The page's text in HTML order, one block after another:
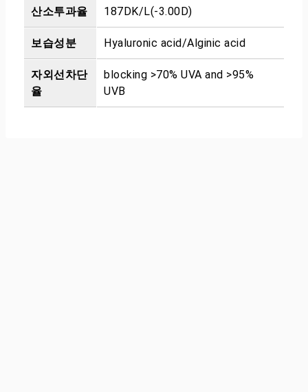
산소투과율 187DK/L(-3.00D)
보습성분 Hyaluronic acid/Alginic acid
자외선차단
율
blocking >70% UVA and >95%
UVB